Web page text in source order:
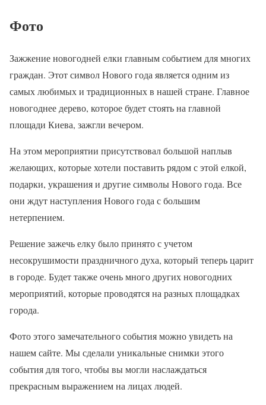
Фото
Зажжение новогодней елки главным событием для многих
граждан. Этот символ Нового года является одним из
самых любимых и традиционных в нашей стране. Главное
новогоднее дерево, которое будет стоять на главной
площади Киева, зажгли вечером.
На этом мероприятии присутствовал большой наплыв
желающих, которые хотели поставить рядом с этой елкой,
подарки, украшения и другие символы Нового года. Все
они ждут наступления Нового года с большим
нетерпением.
Решение зажечь елку было принято с учетом
несокрушимости праздничного духа, который теперь царит
в городе. Будет также очень много других новогодних
мероприятий, которые проводятся на разных площадках
города.
Фото этого замечательного события можно увидеть на
нашем сайте. Мы сделали уникальные снимки этого
события для того, чтобы вы могли наслаждаться
прекрасным выражением на лицах людей.